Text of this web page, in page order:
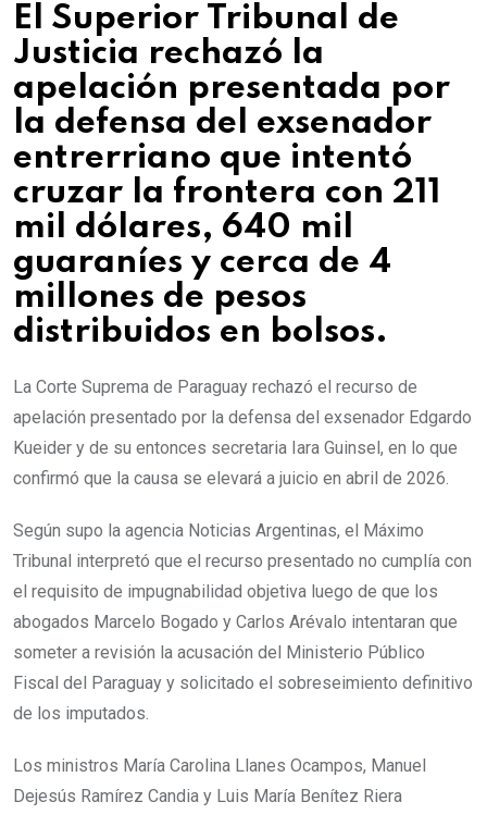
El Superior Tribunal de
Justicia rechazó la
apelación presentada por
la defensa del exsenador
entrerriano que intentó
cruzar la frontera con 211
mil dólares, 640 mil
guaraníes y cerca de 4
millones de pesos
distribuidos en bolsos.
La Corte Suprema de Paraguay rechazó el recurso de
apelación presentado por la defensa del exsenador Edgardo
Kueider y de su entonces secretaria Iara Guinsel, en lo que
confirmó que la causa se elevará a juicio en abril de 2026.
Según supo la agencia Noticias Argentinas, el Máximo
Tribunal interpretó que el recurso presentado no cumplía con
el requisito de impugnabilidad objetiva luego de que los
abogados Marcelo Bogado y Carlos Arévalo intentaran que
someter a revisión la acusación del Ministerio Público
Fiscal del Paraguay y solicitado el sobreseimiento definitivo
de los imputados.
Los ministros María Carolina Llanes Ocampos, Manuel
Dejesús Ramírez Candia y Luis María Benítez Riera